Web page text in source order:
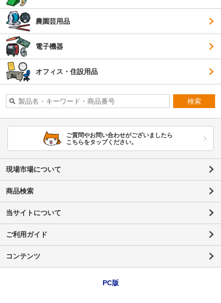
農園芸用品
電子機器
オフィス・住設用品
検索
ご質問やお問い合わせがございましたら
こちらをタップください。
現場市場について
商品検索
当サイトについて
ご利用ガイド
コンテンツ
PC版